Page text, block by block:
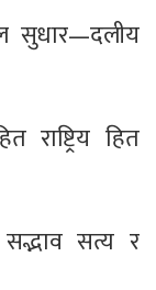
सुधार—दलीय
राष्ट्रिय हित
सत्य र